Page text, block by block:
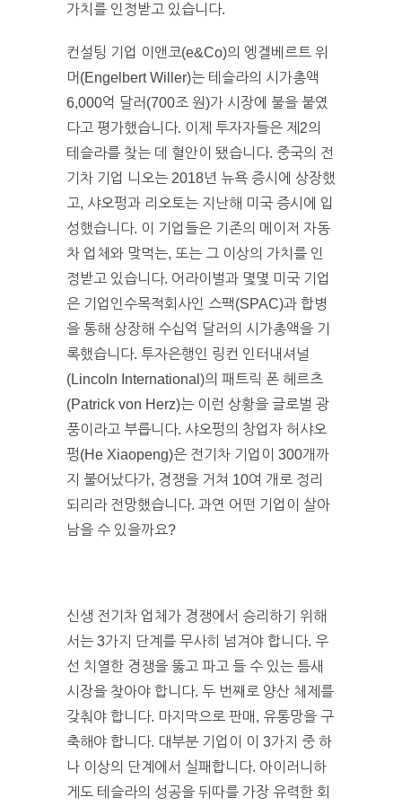
가치를 인정받고 있습니다.
컨설팅 기업 이앤코(e&Co)의 엥겔베르트 위
머(Engelbert Willer)는 테슬라의 시가총액
6,000억 달러(700조 원)가 시장에 불을 붙였
다고 평가했습니다. 이제 투자자들은 제2의
테슬라를 찾는 데 혈안이 됐습니다. 중국의 전
기차 기업 니오는 2018년 뉴욕 증시에 상장했
고, 샤오펑과 리오토는 지난해 미국 증시에 입
성했습니다. 이 기업들은 기존의 메이저 자동
차 업체와 맞먹는, 또는 그 이상의 가치를 인
정받고 있습니다. 어라이벌과 몇몇 미국 기업
은 기업인수목적회사인 스팩(SPAC)과 합병
을 통해 상장해 수십억 달러의 시가총액을 기
록했습니다. 투자은행인 링컨 인터내셔널
(Lincoln International)의 패트릭 폰 헤르츠
(Patrick von Herz)는 이런 상황을 글로벌 광
풍이라고 부릅니다. 샤오펑의 창업자 허샤오
펑(He Xiaopeng)은 전기차 기업이 300개까
지 불어났다가, 경쟁을 거쳐 10여 개로 정리
되리라 전망했습니다. 과연 어떤 기업이 살아
남을 수 있을까요?
신생 전기차 업체가 경쟁에서 승리하기 위해
서는 3가지 단계를 무사히 넘겨야 합니다. 우
선 치열한 경쟁을 뚫고 파고 들 수 있는 틈새
시장을 찾아야 합니다. 두 번째로 양산 체제를
갖춰야 합니다. 마지막으로 판매, 유통망을 구
축해야 합니다. 대부분 기업이 이 3가지 중 하
나 이상의 단계에서 실패합니다. 아이러니하
게도 테슬라의 성공을 뒤따를 가장 유력한 회